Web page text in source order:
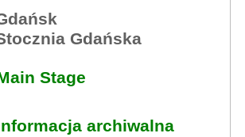
Gdańska
Stage
archiwalna